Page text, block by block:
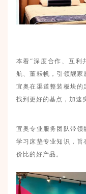
本着“深度合作、互利
航、董耘帆，引领靓家
宜奥在渠道整装板块的
找到更好的基点，加速
宜奥专业服务团队带
学习床垫专业知识，旨
价比的好产品。